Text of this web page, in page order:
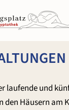
laufende und
den Häusern am